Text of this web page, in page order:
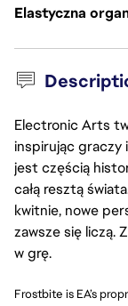
Elastyczna
Electronic Arts
inspirując graczy
jest częścią
całą resztą
kwitnie, nowe
zawsze się liczą.
w grę.
Frostbite is EA’s